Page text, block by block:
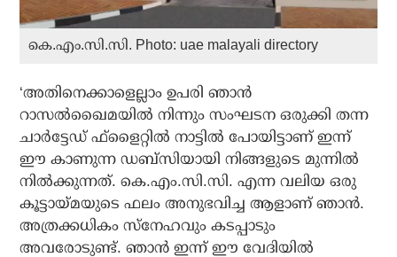
കെ.എം.സി.സി. Photo: uae malayali directory
‘അതിനെക്കാളെല്ലാം ഉപരി ഞാന്‍
റാസല്‍ഖൈമയില്‍ നിന്നും സംഘടന ഒരുക്കി തന്ന
ചാര്‍ട്ടേഡ് ഫ്‌ളൈറ്റില്‍ നാട്ടില്‍ പോയിട്ടാണ് ഇന്ന്
ഈ കാണുന്ന ഡബ്‌സിയായി നിങ്ങളുടെ മുന്നില്‍
നില്‍ക്കുന്നത്. കെ.എം.സി.സി. എന്ന വലിയ ഒരു
കൂട്ടായ്മയുടെ ഫലം അനുഭവിച്ച ആളാണ് ഞാന്‍.
അത്രക്കധികം സ്‌നേഹവും കടപ്പാടും
അവരോടുണ്ട്. ഞാന്‍ ഇന്ന് ഈ വേദിയില്‍